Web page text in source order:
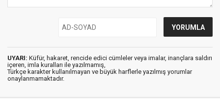
UYARI: Küfür, hakaret, rencide edici cümleler veya imalar, inançlara saldırı
içeren, imla kuralları ile yazılmamış,
Türkçe karakter kullanılmayan ve büyük harflerle yazılmış yorumlar
onaylanmamaktadır.